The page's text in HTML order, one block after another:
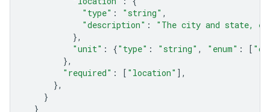
"type" : "string" ,
"description" :
"The city and state,
},
"unit" : {"type" : "string" , "enum" : [
},
"required" : [ "location" ],
},
}
}